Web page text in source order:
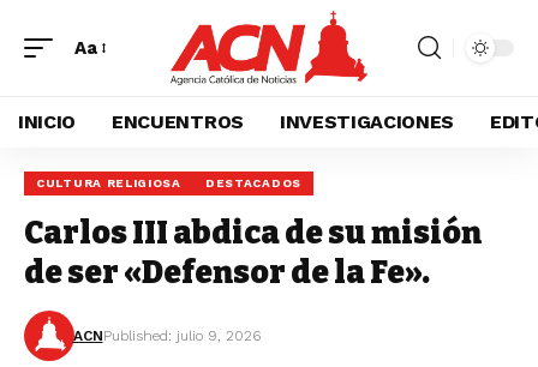
Aa
INICIO ENCUENTROS INVESTIGACIONES
CULTURA RELIGIOSA DESTACADOS
Carlos III abdica de su misión
de ser «Defensor de la Fe».
ACNPublished: julio 9, 2026